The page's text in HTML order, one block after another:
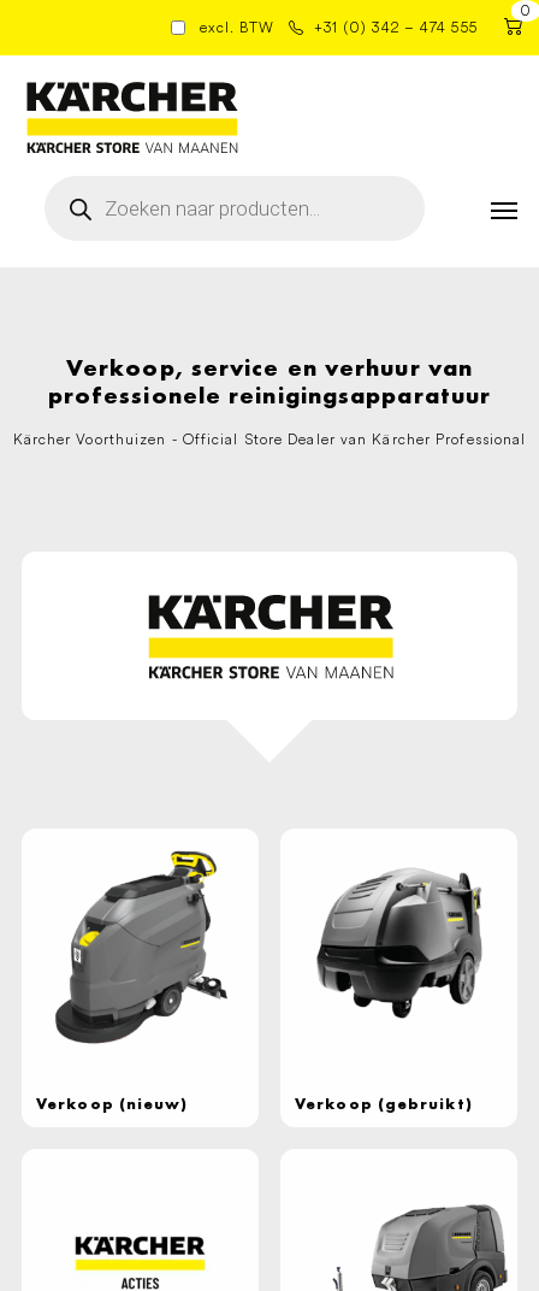
excl. BTW +31 (0) 342 – 474 555
0
zoeken
Verkoop, service en verhuur van
professionele reinigingsapparatuur
Kärcher Voorthuizen - Official Store Dealer van Kärcher Professional
Verkoop (nieuw) Verkoop (gebruikt)